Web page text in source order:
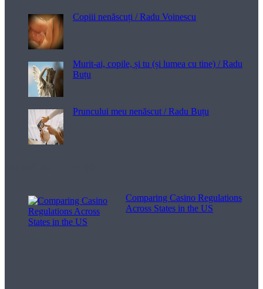
Copiii nenăscuți / Radu Voinescu
Murit-ai, copile, și tu (și lumea cu tine) / Radu
Buțu
Pruncului meu nenăscut / Radu Buțu
Comparing Casino Regulations
Across States in the US